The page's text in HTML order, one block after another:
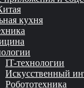
кухня
IT-технологии
Искусственный
Робототехника